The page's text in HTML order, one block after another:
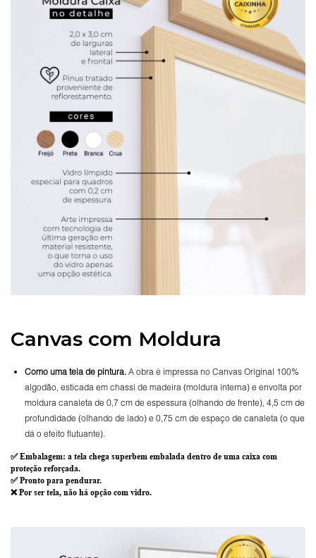
Canvas com Moldura
Como uma tela de pintura. A obra é impressa no Canvas Original 100%
algodão, esticada em chassi de madeira (moldura interna) e envolta por
moldura canaleta de 0,7 cm de espessura (olhando de frente), 4,5 cm de
profundidade (olhando de lado) e 0,75 cm de espaço de canaleta (o que
dá o efeito flutuante).
✅Embalagem: a tela chega superbem embalada dentro de uma caixa com
proteção reforçada.
✅Pronto para pendurar.
❌ Por ser tela, não há opção com vidro.